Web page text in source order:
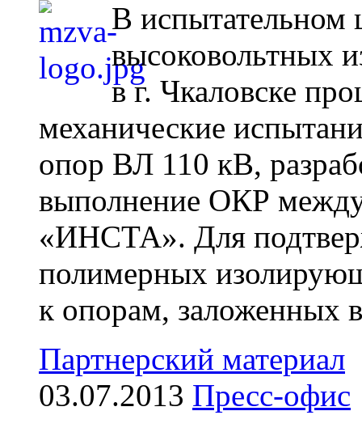
В испытательном
высоковольтных
в г. Чкаловске
механические
опор ВЛ 110 кВ,
выполнение ОКР
«ИНСТА». Для
полимерных
к опорам, заложенных
Партнерский материал
03.07.2013 Пресс-офис